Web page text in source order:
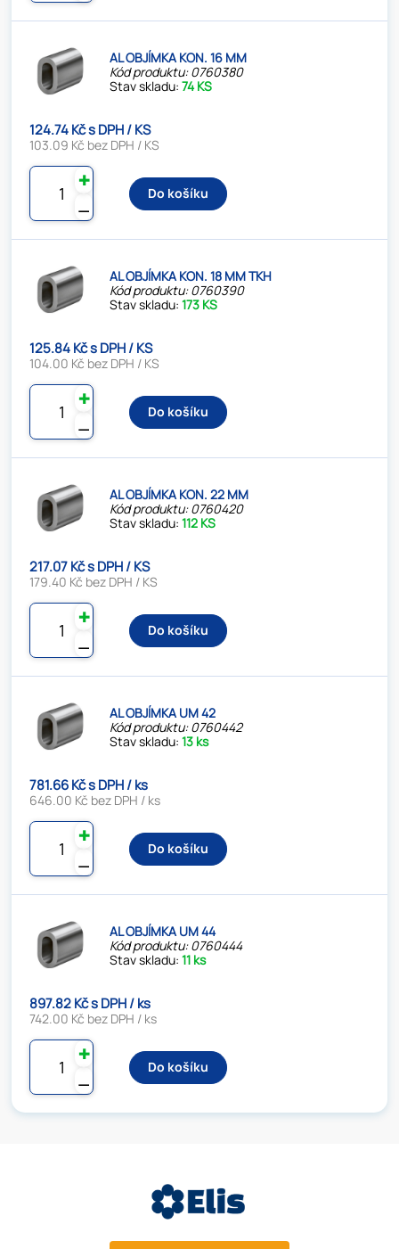
AL OBJÍMKA KON. 16 MM
Kód produktu: 0760380
Stav skladu:74 KS
124.74 Kč s DPH / KS
103.09 Kč bez DPH / KS
⚊
✚
Do košíku
AL OBJÍMKA KON. 18 MM TKH
Kód produktu: 0760390
Stav skladu:173 KS
125.84 Kč s DPH / KS
104.00 Kč bez DPH / KS
⚊
✚
Do košíku
AL OBJÍMKA KON. 22 MM
Kód produktu: 0760420
Stav skladu:112 KS
217.07 Kč s DPH / KS
179.40 Kč bez DPH / KS
⚊
✚
Do košíku
AL OBJÍMKA UM 42
Kód produktu: 0760442
Stav skladu:13 ks
781.66 Kč s DPH / ks
646.00 Kč bez DPH / ks
⚊
✚
Do košíku
AL OBJÍMKA UM 44
Kód produktu: 0760444
Stav skladu:11 ks
897.82 Kč s DPH / ks
742.00 Kč bez DPH / ks
⚊
✚
Do košíku